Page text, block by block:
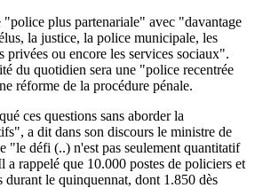
plus partenariale" avec "davantage
la justice, la police municipale, les
privées ou encore les services sociaux".
du quotidien sera une "police recentrée
réforme de la procédure pénale.
ces questions sans aborder la
a dit dans son discours le ministre de
"le défi (..) n'est pas seulement quantitatif
rappelé que 10.000 postes de policiers et
durant le quinquennat, dont 1.850 dès